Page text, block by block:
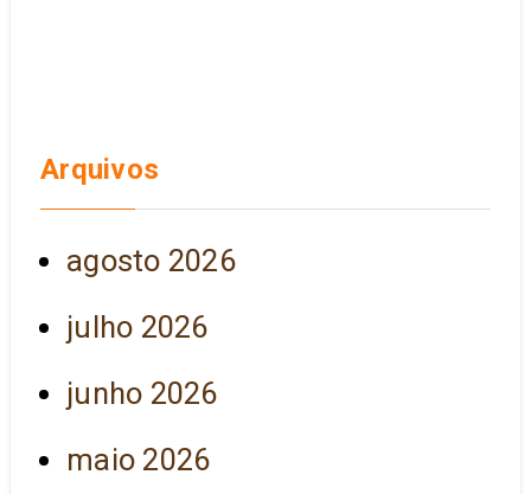
Arquivos
agosto 2026
julho 2026
junho 2026
maio 2026